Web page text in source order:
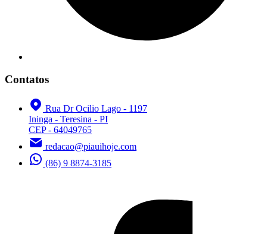
Contatos
Rua Dr Ocilio Lago - 1197
Ininga - Teresina - PI
CEP - 64049765
redacao@piauihoje.com
(86) 9 8874-3185